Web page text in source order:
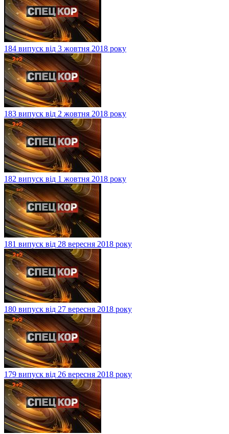
184 випуск від 3 жовтня 2018 року
183 випуск від 2 жовтня 2018 року
182 випуск від 1 жовтня 2018 року
181 випуск від 28 вересня 2018 року
180 випуск від 27 вересня 2018 року
179 випуск від 26 вересня 2018 року